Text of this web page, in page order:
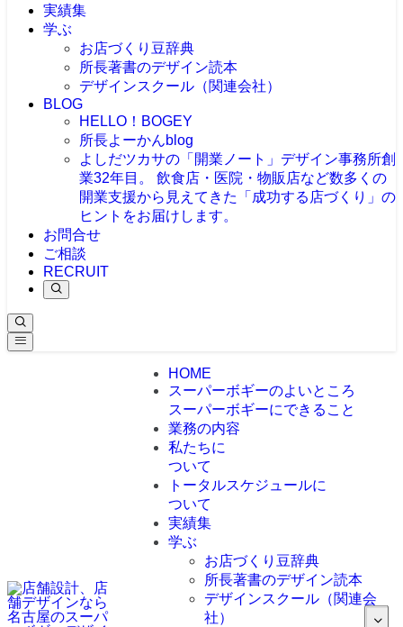
実績集
学ぶ
お店づくり豆辞典
所長著書のデザイン読本
デザインスクール（関連会社）
BLOG
HELLO！BOGEY
所長よーかんblog
よしだツカサの「開業ノート」 デザイン事務所創
業32年目。 飲食店・医院・物販店など数多くの
開業支援から見えてきた「成功する店づくり」の
ヒントをお届けします。
お問合せ
ご相談
RECRUIT
HOME
スーパーボギーのよいところ
スーパーボギーにできること
業務の内容
私たちに
ついて
トータルスケジュールに
ついて
実績集
学ぶ
お店づくり豆辞典
所長著書のデザイン読本
デザインスクール（関連会
社）